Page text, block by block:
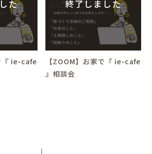
『 ie-cafe
【ZOOM】お家で『 ie-cafe
』相談会